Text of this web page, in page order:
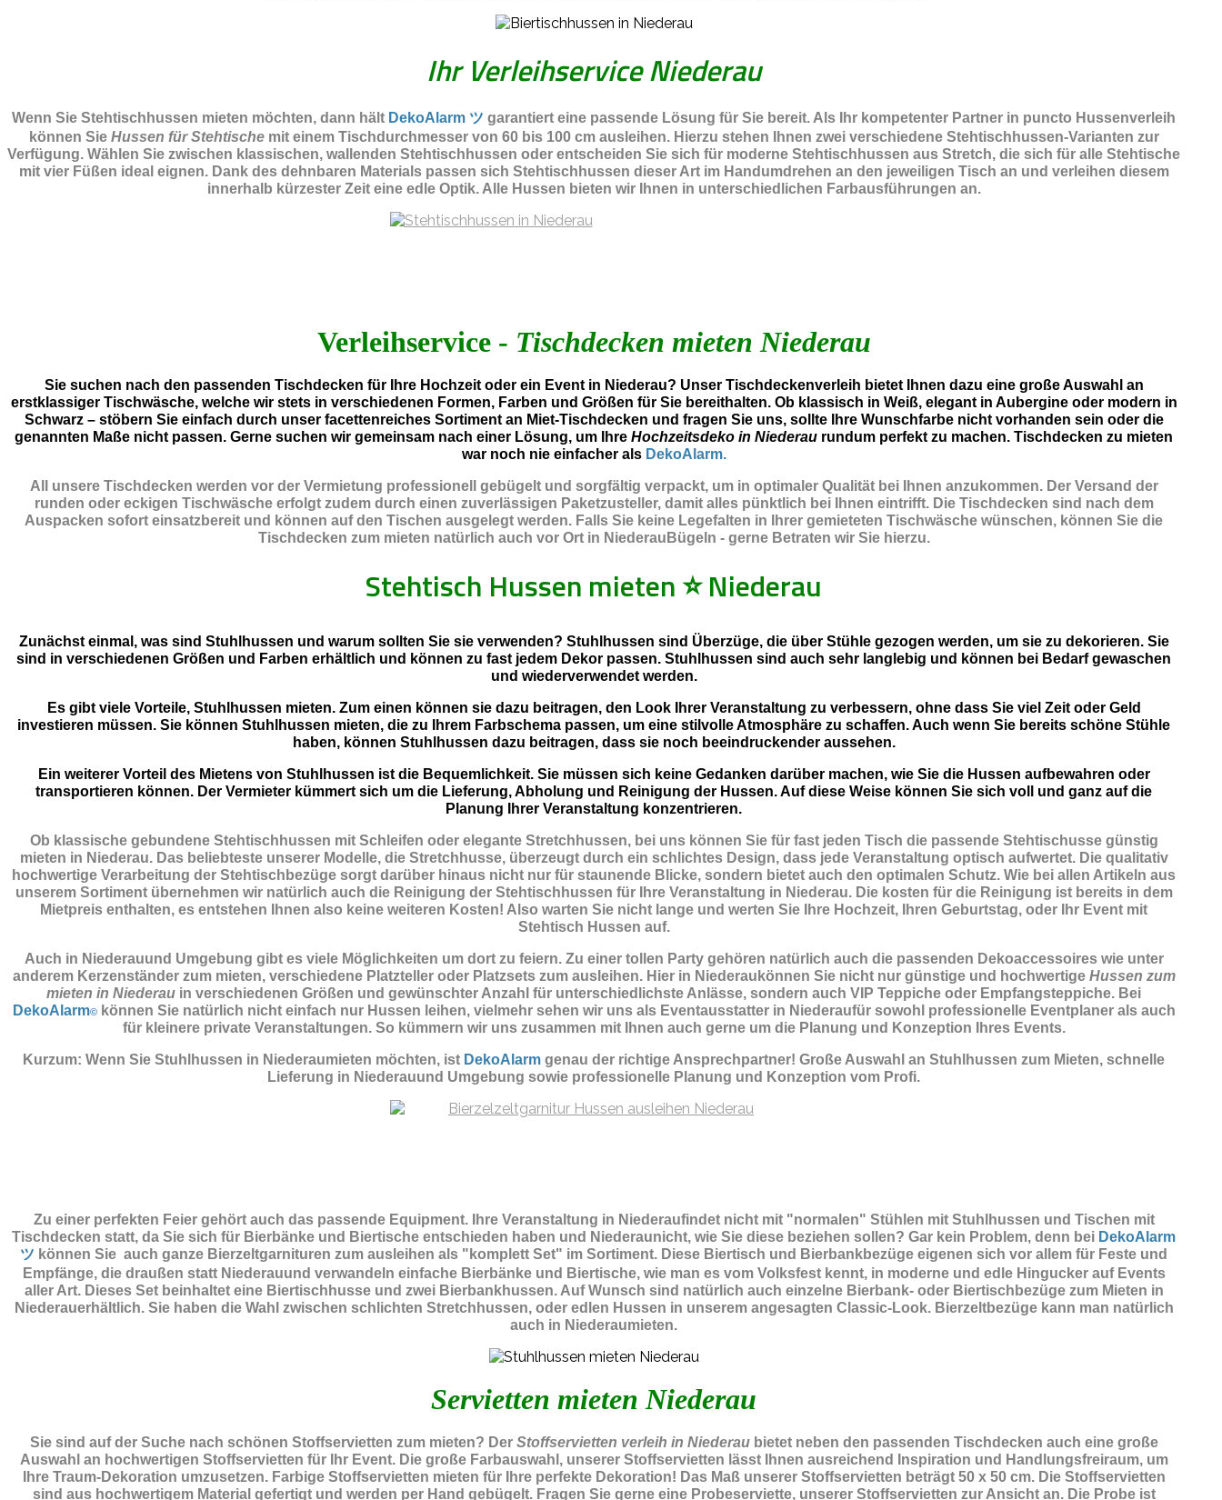
Ihr Verleihservice Niederau
Wenn Sie Stehtischhussen mieten möchten, dann hält DekoAlarm ツ garantiert eine passende Lösung für Sie bereit. Als Ihr kompetenter Partner in puncto Hussenverleih
können Sie Hussen für Stehtischemit einem Tischdurchmesser von 60 bis 100 cm ausleihen. Hierzu stehen Ihnen zwei verschiedene Stehtischhussen-Varianten zur
Verfügung. Wählen Sie zwischen klassischen, wallenden Stehtischhussen oder entscheiden Sie sich für moderne Stehtischhussen aus Stretch, die sich für alle Stehtische
mit vier Füßen ideal eignen. Dank des dehnbaren Materials passen sich Stehtischhussen dieser Art im Handumdrehen an den jeweiligen Tisch an und verleihen diesem
innerhalb kürzester Zeit eine edle Optik. Alle Hussen bieten wir Ihnen in unterschiedlichen Farbausführungen an.
Verleihservice - Tischdecken mieten Niederau
Sie suchen nach den passenden Tischdecken für Ihre Hochzeit oder ein Event in Niederau? Unser Tischdeckenverleih bietet Ihnen dazu eine große Auswahl an
erstklassiger Tischwäsche, welche wir stets in verschiedenen Formen, Farben und Größen für Sie bereithalten. Ob klassisch in Weiß, elegant in Aubergine oder modern in
Schwarz – stöbern Sie einfach durch unser facettenreiches Sortiment an Miet-Tischdecken und fragen Sie uns, sollte Ihre Wunschfarbe nicht vorhanden sein oder die
genannten Maße nicht passen. Gerne suchen wir gemeinsam nach einer Lösung, um Ihre Hochzeitsdeko in Niederau rundum perfekt zu machen. Tischdecken zu mieten
war noch nie einfacher als DekoAlarm.
All unsere Tischdecken werden vor der Vermietung professionell gebügelt und sorgfältig verpackt, um in optimaler Qualität bei Ihnen anzukommen. Der Versand der
runden oder eckigen Tischwäsche erfolgt zudem durch einen zuverlässigen Paketzusteller, damit alles pünktlich bei Ihnen eintrifft. Die Tischdecken sind nach dem
Auspacken sofort einsatzbereit und können auf den Tischen ausgelegt werden. Falls Sie keine Legefalten in Ihrer gemieteten Tischwäsche wünschen, können Sie die
Tischdecken zum mieten natürlich auch vor Ort in NiederauBügeln - gerne Betraten wir Sie hierzu.
Stehtisch Hussen mieten⭐Niederau
Zunächst einmal, was sind Stuhlhussen und warum sollten Sie sie verwenden? Stuhlhussen sind Überzüge, die über Stühle gezogen werden, um sie zu dekorieren. Sie
sind in verschiedenen Größen und Farben erhältlich und können zu fast jedem Dekor passen. Stuhlhussen sind auch sehr langlebig und können bei Bedarf gewaschen
und wiederverwendet werden.
Es gibt viele Vorteile, Stuhlhussen mieten. Zum einen können sie dazu beitragen, den Look Ihrer Veranstaltung zu verbessern, ohne dass Sie viel Zeit oder Geld
investieren müssen. Sie können Stuhlhussen mieten, die zu Ihrem Farbschema passen, um eine stilvolle Atmosphäre zu schaffen. Auch wenn Sie bereits schöne Stühle
haben, können Stuhlhussen dazu beitragen, dass sie noch beeindruckender aussehen.
Ein weiterer Vorteil des Mietens von Stuhlhussen ist die Bequemlichkeit. Sie müssen sich keine Gedanken darüber machen, wie Sie die Hussen aufbewahren oder
transportieren können. Der Vermieter kümmert sich um die Lieferung, Abholung und Reinigung der Hussen. Auf diese Weise können Sie sich voll und ganz auf die
Planung Ihrer Veranstaltung konzentrieren.
Ob klassische gebundene Stehtischhussen mit Schleifen oder elegante Stretchhussen, bei uns können Sie für fast jeden Tisch die passende Stehtischusse günstig
mieten in Niederau. Das beliebteste unserer Modelle, die Stretchhusse, überzeugt durch ein schlichtes Design, dass jede Veranstaltung optisch aufwertet. Die qualitativ
hochwertige Verarbeitung der Stehtischbezüge sorgt darüber hinaus nicht nur für staunende Blicke, sondern bietet auch den optimalen Schutz. Wie bei allen Artikeln aus
unserem Sortiment übernehmen wir natürlich auch die Reinigung der Stehtischhussen für Ihre Veranstaltung in Niederau. Die kosten für die Reinigung ist bereits in dem
Mietpreis enthalten, es entstehen Ihnen also keine weiteren Kosten! Also warten Sie nicht lange und werten Sie Ihre Hochzeit, Ihren Geburtstag, oder Ihr Event mit
Stehtisch Hussen auf.
Auch in Niederauund Umgebung gibt es viele Möglichkeiten um dort zu feiern. Zu einer tollen Party gehören natürlich auch die passenden Dekoaccessoires wie unter
anderem Kerzenständer zum mieten, verschiedene Platzteller oder Platzsets zum ausleihen. Hier in Niederaukönnen Sie nicht nur günstige und hochwertige Hussen zum
mieten in Niederau in verschiedenen Größen und gewünschter Anzahl für unterschiedlichste Anlässe, sondern auch VIP Teppiche oder Empfangsteppiche. Bei
DekoAlarm©
können Sie natürlich nicht einfach nur Hussen leihen, vielmehr sehen wir uns als Eventausstatter in Niederaufür sowohl professionelle Eventplaner als auch
für kleinere private Veranstaltungen. So kümmern wir uns zusammen mit Ihnen auch gerne um die Planung und Konzeption Ihres Events.
Kurzum: Wenn Sie Stuhlhussen in Niederaumieten möchten, ist DekoAlarm genau der richtige Ansprechpartner! Große Auswahl an Stuhlhussen zum Mieten, schnelle
Lieferung in Niederauund Umgebung sowie professionelle Planung und Konzeption vom Profi.
Zu einer perfekten Feier gehört auch das passende Equipment.
Ihre Veranstaltung in Niederaufindet nicht mit "normalen" Stühlen mit Stuhlhussen und Tischen mit
Tischdecken statt, da Sie sich für Bierbänke und Biertische entschieden haben und Niederaunicht, wie Sie diese beziehen sollen? Gar kein Problem, denn bei DekoAlarm
ツ können Sie auch ganze Bierzeltgarnituren zum ausleihen als "komplett Set" im Sortiment. Diese Biertisch und Bierbankbezüge eigenen sich vor allem für Feste und
Empfänge, die draußen statt Niederauund verwandeln einfache Bierbänke und Biertische, wie man es vom Volksfest kennt, in moderne und edle Hingucker auf Events
aller Art. Dieses Set beinhaltet eine Biertischhusse und zwei Bierbankhussen. Auf Wunsch sind natürlich auch einzelne Bierbank- oder Biertischbezüge zum Mieten in
Niederauerhältlich. Sie haben die Wahl zwischen schlichten Stretchhussen, oder edlen Hussen in unserem angesagten Classic-Look. Bierzeltbezüge kann man natürlich
auch in Niederaumieten.
Servietten mieten Niederau
Sie sind auf der Suche nach schönen Stoffservietten zum mieten? Der Stoffservietten verleih in Niederaubietet neben den passenden Tischdecken auch eine große
Auswahl an hochwertigen Stoffservietten für Ihr Event. Die große Farbauswahl, unserer Stoffservietten lässt Ihnen ausreichend Inspiration und Handlungsfreiraum, um
Ihre Traum-Dekoration umzusetzen. Farbige Stoffservietten mieten für Ihre perfekte Dekoration! Das Maß unserer Stoffservietten beträgt 50 x 50 cm. Die Stoffservietten
sind aus hochwertigem Material gefertigt und werden per Hand gebügelt. Fragen Sie gerne eine Probeserviette, unserer Stoffservietten zur Ansicht an. Die Probe ist